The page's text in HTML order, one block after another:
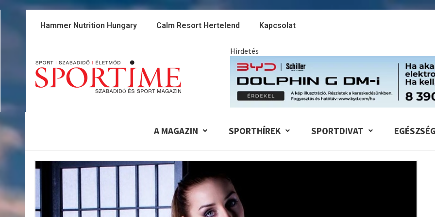
Hammer Nutrition Hungary Calm Resort Hertelend Kapcsolat
Hirdetés
A MAGAZIN SPORTHÍREK SPORTDIVAT EGÉSZSÉG